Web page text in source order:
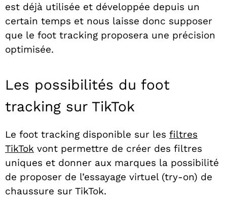
est déjà utilisée et développée depuis un
certain temps et nous laisse donc supposer
que le foot tracking proposera une précision
optimisée.
Les possibilités du foot
tracking sur TikTok
Le foot tracking disponible sur les filtres
TikTok vont permettre de créer des filtres
uniques et donner aux marques la possibilité
de proposer de l’essayage virtuel (try-on) de
chaussure sur TikTok.